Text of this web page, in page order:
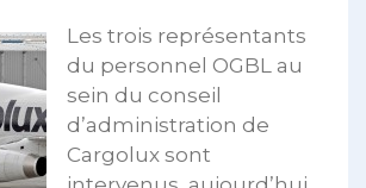
Les trois représentants
du personnel OGBL au
sein du conseil
d’administration de
Cargolux sont